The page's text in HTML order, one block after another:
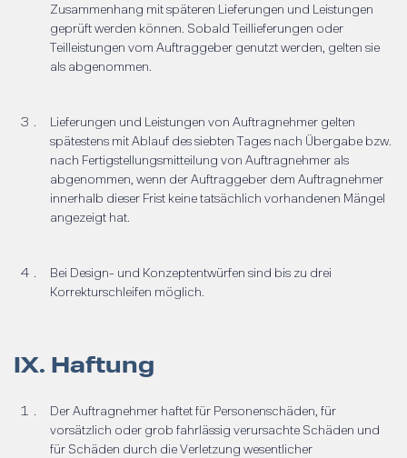
Zusammenhang mit späteren Lieferungen und Leistungen
geprüft werden können. Sobald Teillieferungen oder
Teilleistungen vom Auftraggeber genutzt werden, gelten sie
als abgenommen.
Lieferungen und Leistungen von Auftragnehmer gelten
spätestens mit Ablauf des siebten Tages nach Übergabe bzw.
nach Fertigstellungsmitteilung von Auftragnehmer als
abgenommen, wenn der Auftraggeber dem Auftragnehmer
innerhalb dieser Frist keine tatsächlich vorhandenen Mängel
angezeigt hat.
Bei Design- und Konzeptentwürfen sind bis zu drei
Korrekturschleifen möglich.
IX. Haftung
Der Auftragnehmer haftet für Personenschäden, für
vorsätzlich oder grob fahrlässig verursachte Schäden und
für Schäden durch die Verletzung wesentlicher